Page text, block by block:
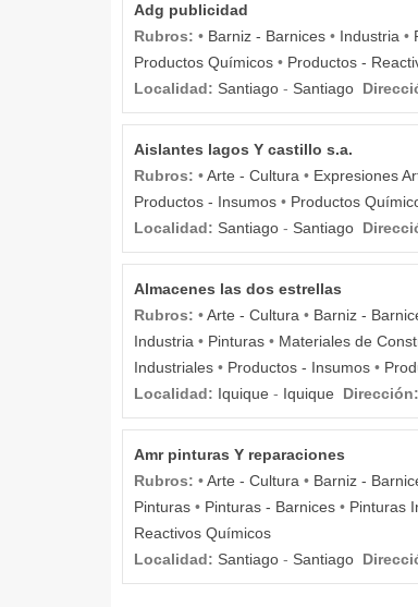
Adg publicidad
Rubros: • Barniz - Barnices • Industria •
Productos Químicos • Productos -
Localidad: Santiago - Santiago
Aislantes lagos Y castillo s.a.
Rubros: •Arte - Cultura • Expresiones
Productos - Insumos • Productos
Localidad: Santiago - Santiago
Almacenes las dos estrellas
Rubros: •Arte - Cultura • Barniz -
Industria • Pinturas • Materiales de
Industriales • Productos - Insumos •
Localidad: Iquique - Iquique Dirección:
Amr pinturas Y reparaciones
Rubros: •Arte - Cultura • Barniz -
Pinturas • Pinturas - Barnices • Pinturas
Reactivos Químicos
Localidad: Santiago - Santiago